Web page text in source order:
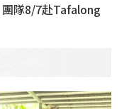
團隊8/7赴Tafalong